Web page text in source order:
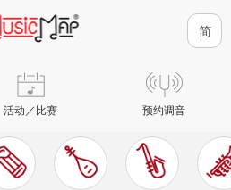
活动／比赛 预约调音